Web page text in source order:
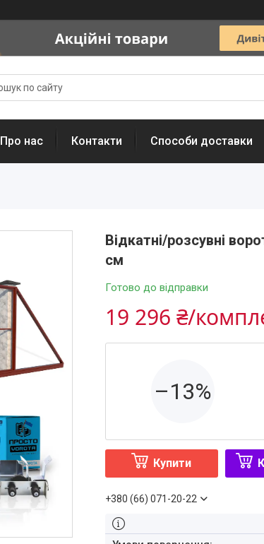
Про нас Контакти Способи доставки
Відкатні/розсувні
см
Готово до відправки
19 296 ₴/
–13%
Купити
+380 (66) 071-20-22